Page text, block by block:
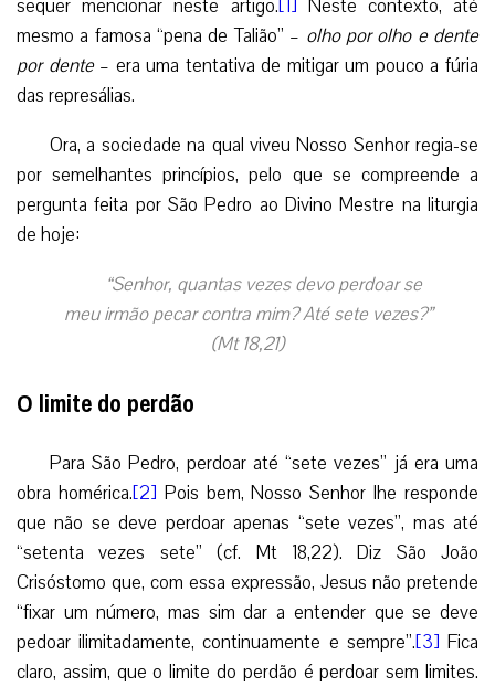
sequer mencionar neste artigo.[1] Neste contexto, até
mesmo a famosa “pena de Talião” – olho por olho e dente
por dente– era uma tentativa de mitigar um pouco a fúria
das represálias.
Ora, a sociedade na qual viveu Nosso Senhor regia-se
por semelhantes princípios, pelo que se compreende a
pergunta feita por São Pedro ao Divino Mestre na liturgia
de hoje:
“Senhor, quantas vezes devo perdoar se
meu irmão pecar contra mim? Até sete vezes?”
(Mt 18,21)
O limite do perdão
Para São Pedro, perdoar até “sete vezes” já era uma
obra homérica.[2] Pois bem, Nosso Senhor lhe responde
que não se deve perdoar apenas “sete vezes”, mas até
“setenta vezes sete” (cf. Mt 18,22). Diz São João
Crisóstomo que, com essa expressão, Jesus não pretende
“fixar um número, mas sim dar a entender que se deve
pedoar ilimitadamente, continuamente e sempre”.[3] Fica
claro, assim, que o limite do perdão é perdoar sem limites.